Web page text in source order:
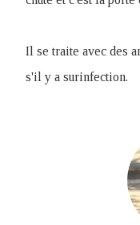
Il se traite avec des
s'il y a surinfection.